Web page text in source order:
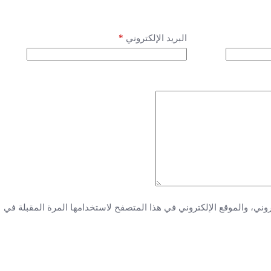
البريد الإلكتروني *
والموقع الإلكتروني في هذا المتصفح لاستخدامها المرة المقبلة في